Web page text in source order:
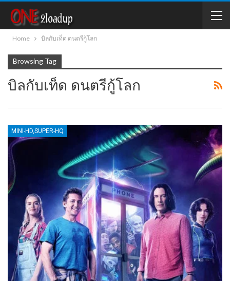
Home บิลกับเท็ด ดนตรีกู้โลก
Browsing Tag
บิลกับเท็ด ดนตรีกู้โลก
MINI-HD,SUPER-HQ